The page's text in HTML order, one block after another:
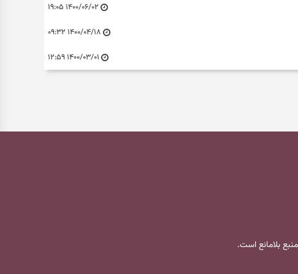
۱۴۰۰/۰۶/۰۲ ۱۹:۰۵
۱۴۰۰/۰۴/۱۸ ۰۹:۳۲
۱۴۰۰/۰۳/۰۱ ۱۲:۵۹
بلامانع است.